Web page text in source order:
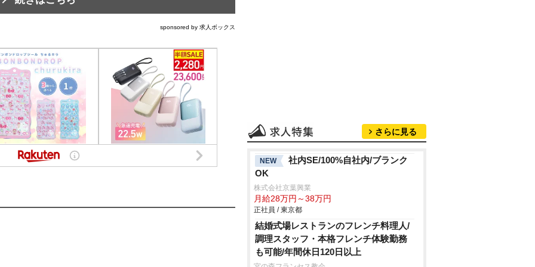
sponsored by 求人ボックス
さらに見る
NEW
社内SE/100%自社内/ブランク
OK
株式会社京葉興業
月給28万円～38万円
正社員 / 東京都
結婚式場レストランのフレンチ料理人/
調理スタッフ・本格フレンチ体験勤務
も可能/年間休日120日以上